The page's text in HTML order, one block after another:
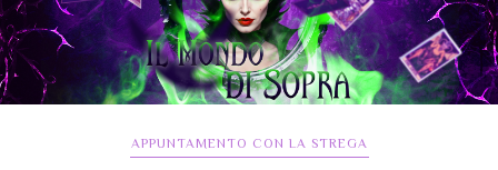
APPUNTAMENTO CON LA STREGA